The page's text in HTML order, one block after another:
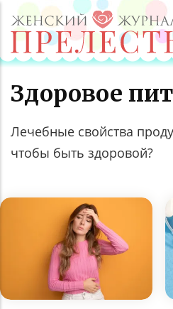
Здоровое
Лечебные свойства
чтобы быть здоровой?